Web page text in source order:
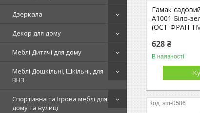
Дзеркала
Декор для дому
Меблі Дитячі для дому
Меблі Дошкільні, Шкільні, для
ВНЗ
Спортивна та Ігрова меблі для
дому та вулиці
Гамак
А1001 Біло-
(ОСТ-ФРАН
628 ₴
В наявності
sm-0586